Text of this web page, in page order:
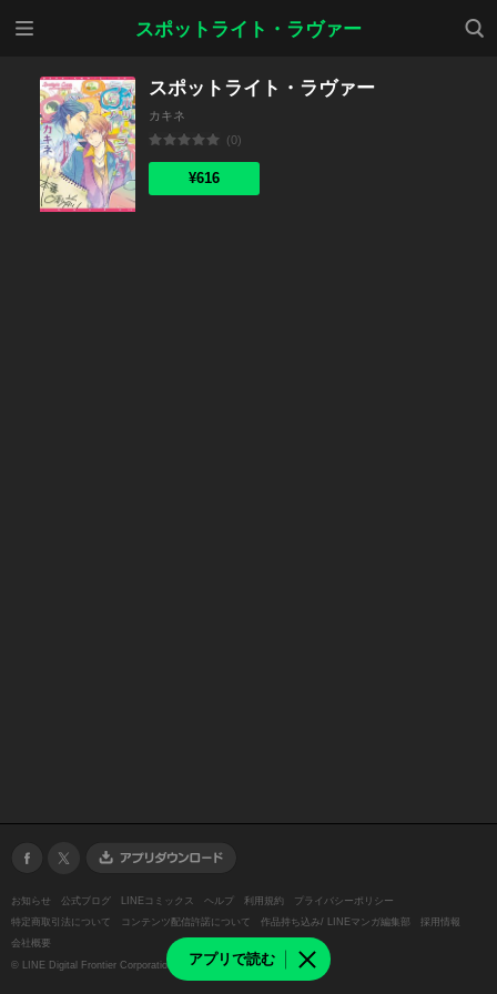
スポットライト・ラヴァー
検索
アプリで読む
スポットライト・ラヴァー
カキネ
(0)
¥616
お知らせ 公式ブログ LINEコミックス ヘルプ 利用規約
プライバシーポリシー
特定商取引法について
コンテンツ配信許諾について 作品持ち込み/ LINEマンガ編集部
採用情報
会社概要
© LINE Digital Frontier Corporation